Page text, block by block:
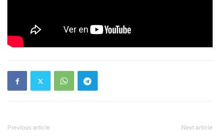
Previous article Next article